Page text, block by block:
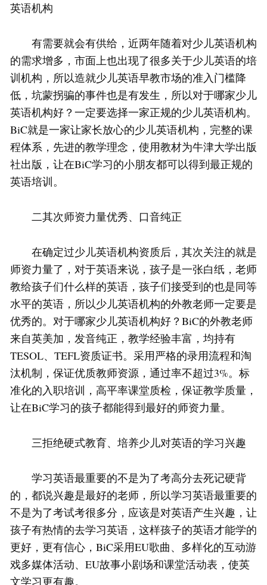
英语机构
有需要就会有供给，近两年随着对少儿英语机构
的需求增多，市面上也出现了很多关于少儿英语的培
训机构，所以造就少儿英语早教市场的准入门槛降
低，坑蒙拐骗的事件也是有发生，所以对于哪家少儿
英语机构好？一定要选择一家正规的少儿英语机构。
BiC就是一家让家长放心的少儿英语机构，完整的课
程体系，先进的教学理念，使用教材为牛津大学出版
社出版，让在BiC学习的小朋友都可以得到最正规的
英语培训。
二其次师资力量优秀、口音纯正
在确定过少儿英语机构资质后，其次关注的就是
师资力量了，对于英语来说，孩子是一张白纸，老师
教给孩子们什么样的英语，孩子们接受到的也是同等
水平的英语，所以少儿英语机构的外教老师一定要是
优秀的。对于哪家少儿英语机构好？BiC的外教老师
来自英美加，发音纯正，教学经验丰富，均持有
TESOL、TEFL资质证书。采用严格的录用流程和淘
汰机制，保证优质教师资源，通过率不超过3%。标
准化的入职培训，高平率课堂质检，保证教学质量，
让在BiC学习的孩子都能得到最好的师资力量。
三拒绝硬式教育、培养少儿对英语的学习兴趣
学习英语最重要的不是为了考高分去死记硬背
的，都说兴趣是最好的老师，所以学习英语最重要的
不是为了考试考很多分，应该是对英语产生兴趣，让
孩子有热情的去学习英语，这样孩子的英语才能学的
更好，更有信心，BiC采用EU歌曲、多样化的互动游
戏多媒体活动、EU故事小剧场和课堂活动表，使英
文学习更有趣。